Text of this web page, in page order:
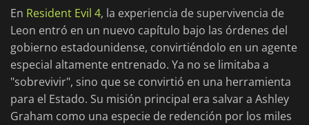
En Resident Evil 4, la experiencia de supervivencia de
Leon entró en un nuevo capítulo bajo las órdenes del
gobierno estadounidense, convirtiéndolo en un agente
especial altamente entrenado. Ya no se limitaba a
"sobrevivir", sino que se convirtió en una herramienta
para el Estado. Su misión principal era salvar a Ashley
Graham como una especie de redención por los miles